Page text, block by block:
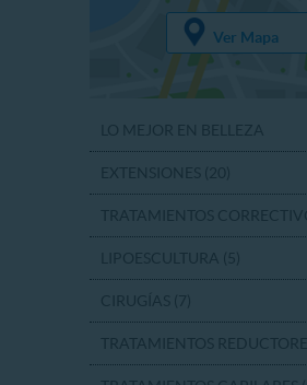
Ver Mapa